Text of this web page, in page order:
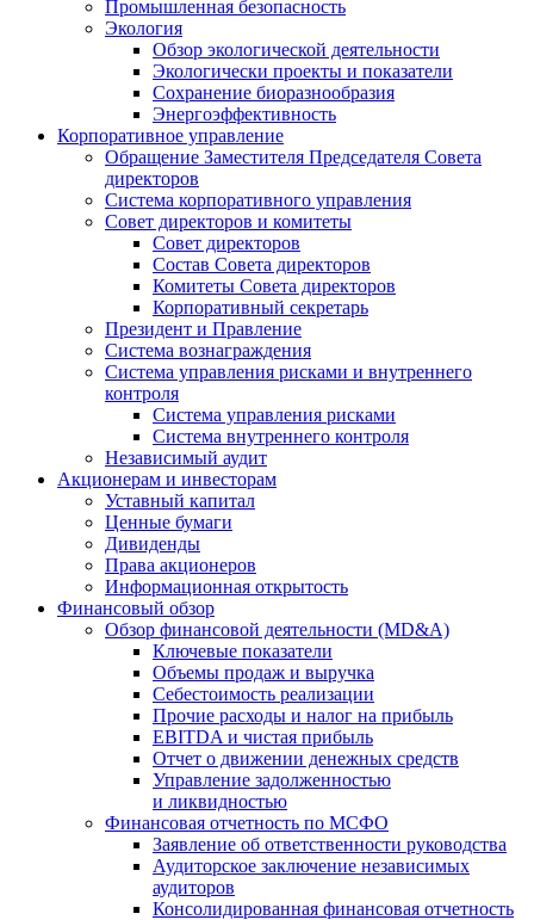
Промышленная безопасность
Экология
Обзор экологической деятельности
Экологически проекты и показатели
Сохранение биоразнообразия
Энергоэффективность
Корпоративное управление
Обращение Заместителя Председателя Совета
директоров
Система корпоративного управления
Совет директоров и комитеты
Совет директоров
Состав Совета директоров
Комитеты Совета директоров
Корпоративный секретарь
Президент и Правление
Система вознаграждения
Система управления рисками и внутреннего
контроля
Система управления рисками
Система внутреннего контроля
Независимый аудит
Акционерам и инвесторам
Уставный капитал
Ценные бумаги
Дивиденды
Права акционеров
Информационная открытость
Финансовый обзор
Обзор финансовой деятельности (MD&A)
Ключевые показатели
Объемы продаж и выручка
Себестоимость реализации
Прочие расходы и налог на прибыль
EBITDA и чистая прибыль
Отчет о движении денежных средств
Управление задолженностью
и ликвидностью
Финансовая отчетность по МСФО
Заявление об ответственности руководства
Аудиторское заключение независимых
аудиторов
Консолидированная финансовая отчетность